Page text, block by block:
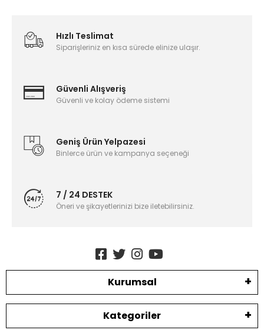
Hızlı Teslimat
Siparişleriniz en kısa sürede elinize ulaşır.
Güvenli Alışveriş
Güvenli ve kolay ödeme sistemi
Geniş Ürün Yelpazesi
Binlerce ürün ve kampanya seçeneği
7 / 24 DESTEK
Öneri ve şikayetlerinizi bize iletebilirsiniz.
Kurumsal
Kategoriler